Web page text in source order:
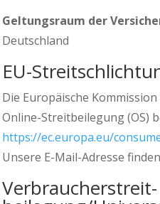
Geltungsraum der
Deutschland
EU-
Die Europäische
Online-Streitbeilegung (OS)
https://ec.europa.eu/
Unsere E-Mail-Adresse
Verbraucher­streit­